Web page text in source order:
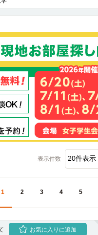
表示件数
1 2 3 4 5
お気に入りに追加